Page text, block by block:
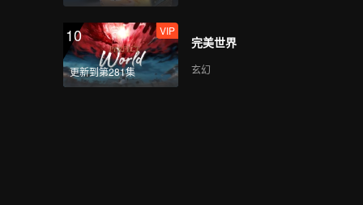
VIP 心动撞上冰山_08D
10
更新到第281集
VIP
完美世界
玄幻